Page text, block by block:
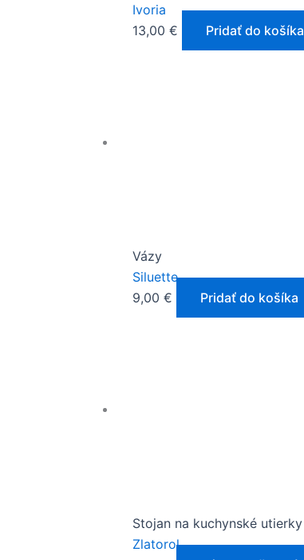
Ivoria
13,00 € Pridať do košíka
Vázy
Siluette
9,00 € Pridať do košíka
Stojan na kuchynské utierky
Zlatorol